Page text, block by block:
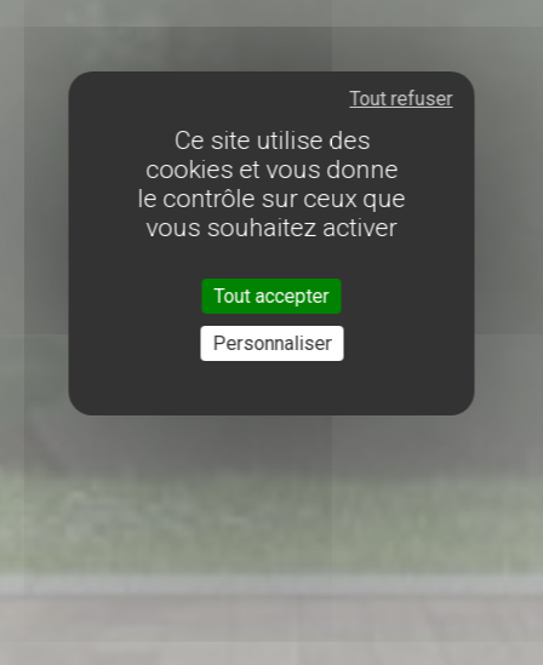
Ce site utilise des
cookies et vous donne
le contrôle sur ceux que
vous souhaitez activer
Tout accepter
Tout refuser
Personnaliser